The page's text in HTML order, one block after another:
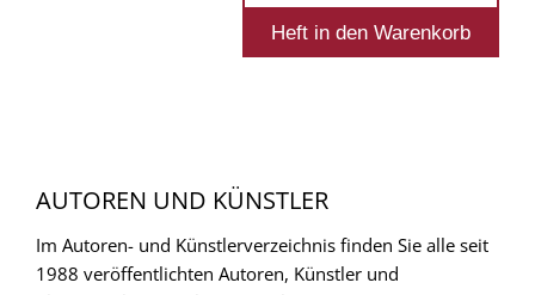
AUTOREN UND KÜNSTLER
Im Autoren- und Künstlerverzeichnis finden Sie alle seit
1988 veröffentlichten Autoren, Künstler und